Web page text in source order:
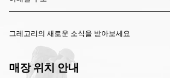
그레고리의 새로운 소식을 받아보세요
매장 위치 안내